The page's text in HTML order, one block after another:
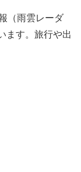
（雨雲レーダ
ます。旅行や出